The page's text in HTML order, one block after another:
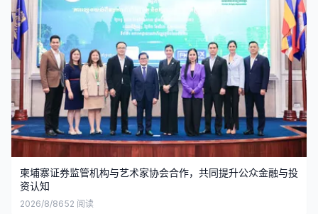
柬埔寨证券监管机构与艺术家协会合作，共同提升公众金融与投
资认知
2026/8/8652 阅读